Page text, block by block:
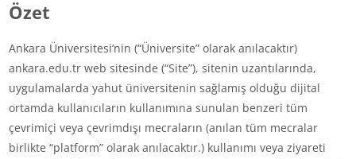
Özet
Ankara Üniversitesi’nin (“Üniversite” olarak anılacaktır)
ankara.edu.tr web sitesinde (“Site”), sitenin uzantılarında,
uygulamalarda yahut üniversitenin sağlamış olduğu dijital
ortamda kullanıcıların kullanımına sunulan benzeri tüm
çevrimiçi veya çevrimdışı mecraların (anılan tüm mecralar
birlikte “platform” olarak anılacaktır.) kullanımı veya ziyareti